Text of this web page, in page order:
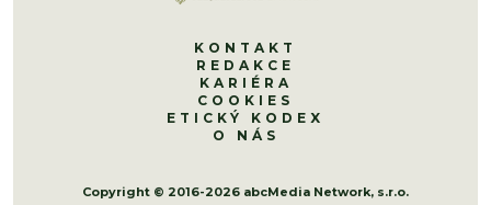
KONTAKT
REDAKCE
KARIÉRA
COOKIES
ETICKÝ KODEX
O NÁS
Copyright © 2016-2026 abcMedia Network, s.r.o.